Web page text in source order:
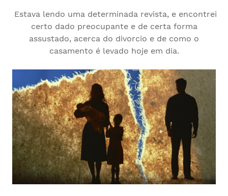
Estava lendo uma determinada revista, e encontrei
certo dado preocupante e de certa forma
assustado, acerca do divorcio e de como o
casamento é levado hoje em dia.